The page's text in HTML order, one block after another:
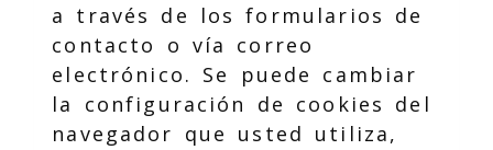
a través de los formularios de
contacto o vía correo
electrónico. Se puede cambiar
la configuración de cookies del
navegador que usted utiliza,